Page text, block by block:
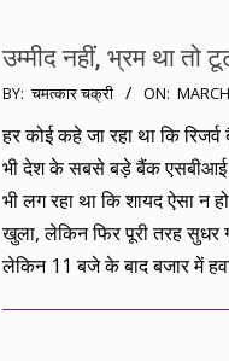
उम्मीद नहीं, भ्रम था तो
2011-
17
BY: चमत्कार चक्री ON:
हर कोई कहे जा रहा था कि
भी देश के सबसे बड़े बैंक एसबीआई
भी लग रहा था कि शायद ऐसा न
खुला, लेकिन फिर पूरी तरह सुधर
लेकिन 11 बजे के बाद बजार में